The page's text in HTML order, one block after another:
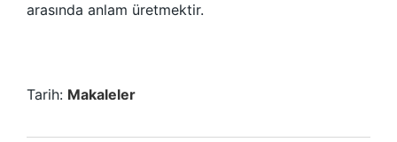
arasında anlam üretmektir.
Tarih: Makaleler